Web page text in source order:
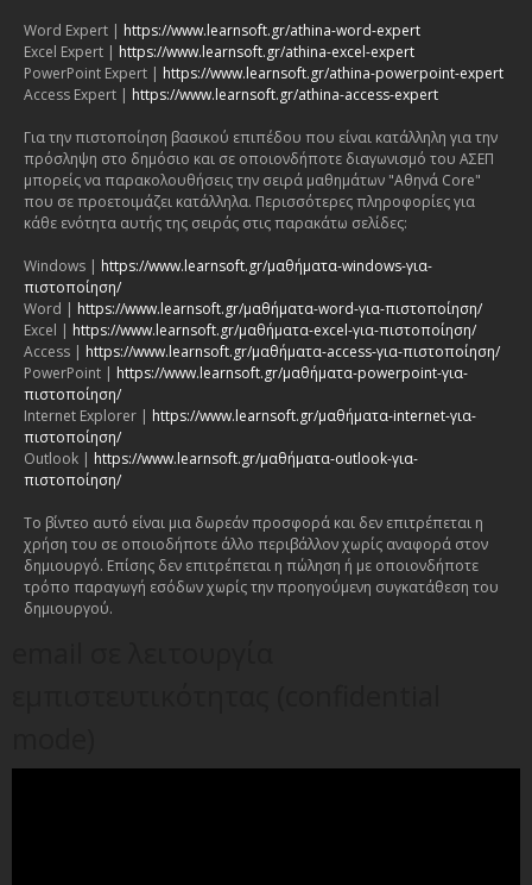
Word Expert | https://www.learnsoft.gr/athina-word-expert
Excel Expert | https://www.learnsoft.gr/athina-excel-expert
PowerPoint Expert | https://www.learnsoft.gr/athina-powerpoint-expert
Access Expert | https://www.learnsoft.gr/athina-access-expert
Για την πιστοποίηση βασικού επιπέδου που είναι κατάλληλη για την
πρόσληψη στο δημόσιο και σε οποιονδήποτε διαγωνισμό του ΑΣΕΠ
μπορείς να παρακολουθήσεις την σειρά μαθημάτων "Αθηνά Core"
που σε προετοιμάζει κατάλληλα. Περισσότερες πληροφορίες για
κάθε ενότητα αυτής της σειράς στις παρακάτω σελίδες:
Windows | https://www.learnsoft.gr/μαθήματα-windows-για-
πιστοποίηση/
Word | https://www.learnsoft.gr/μαθήματα-word-για-πιστοποίηση/
Excel | https://www.learnsoft.gr/μαθήματα-excel-για-πιστοποίηση/
Access | https://www.learnsoft.gr/μαθήματα-access-για-πιστοποίηση/
PowerPoint | https://www.learnsoft.gr/μαθήματα-powerpoint-για-
πιστοποίηση/
Internet Explorer | https://www.learnsoft.gr/μαθήματα-internet-για-
πιστοποίηση/
Outlook | https://www.learnsoft.gr/μαθήματα-outlook-για-
πιστοποίηση/
Το βίντεο αυτό είναι μια δωρεάν προσφορά και δεν επιτρέπεται η
χρήση του σε οποιοδήποτε άλλο περιβάλλον χωρίς αναφορά στον
δημιουργό. Επίσης δεν επιτρέπεται η πώληση ή με οποιονδήποτε
τρόπο παραγωγή εσόδων χωρίς την προηγούμενη συγκατάθεση του
δημιουργού.